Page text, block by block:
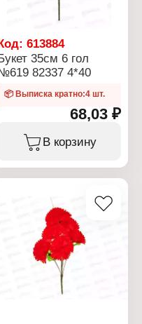
613884
35см 6 гол
82337 4*40
📦 Выписка кратно:4 шт.
68,03 ₽
В корзину